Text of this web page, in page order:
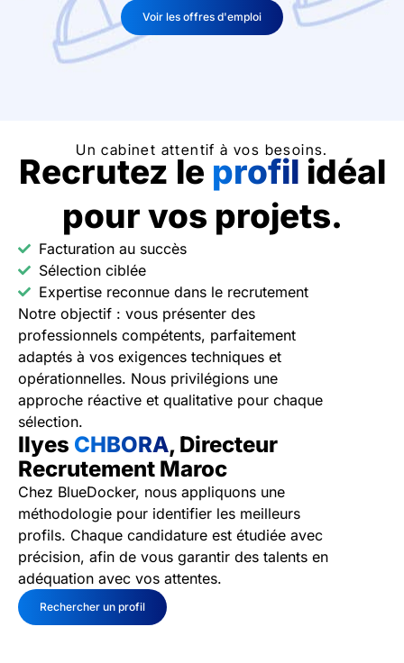
Voir les offres d'emploi
Un cabinet attentif à vos besoins.
Recrutez le profil idéal
pour vos projets.
Facturation au succès
Sélection ciblée
Expertise reconnue dans le recrutement
Notre objectif : vous présenter des
professionnels compétents, parfaitement
adaptés à vos exigences techniques et
opérationnelles. Nous privilégions une
approche réactive et qualitative pour chaque
sélection.
Ilyes CHBORA, Directeur
Recrutement Maroc
Chez BlueDocker, nous appliquons une
méthodologie pour identifier les meilleurs
profils. Chaque candidature est étudiée avec
précision, afin de vous garantir des talents en
adéquation avec vos attentes.
Rechercher un profil